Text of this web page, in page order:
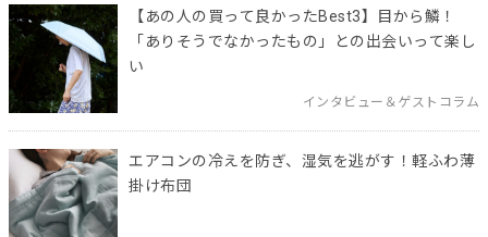
【あの人の買って良かったBest3】目から鱗！
「ありそうでなかったもの」との出会いって楽し
い
インタビュー＆ゲストコラム
エアコンの冷えを防ぎ、湿気を逃がす！軽ふわ薄
掛け布団